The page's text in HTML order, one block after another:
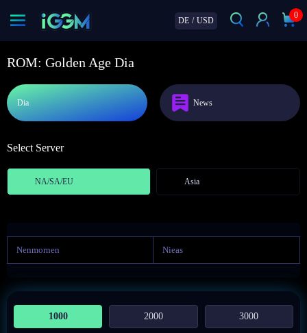
DE / USD
0
ROM: Golden Age Dia
Dia News
Select Server
NA/SA/EU Asia
Nenmornen Nieas
1000 2000 3000